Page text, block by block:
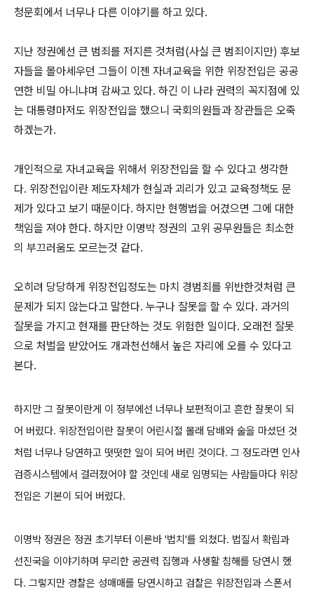
청문회에서 너무나 다른 이야기를 하고 있다.
지난 정권에선 큰 범죄를 저지른 것처럼(사실 큰 범죄이지만) 후보
자들을 몰아세우던 그들이 이젠 자녀교육을 위한 위장전입은 공공
연한 비밀 아니냐며 감싸고 있다. 하긴 이 나라 권력의 꼭지점에 있
는 대통령마저도 위장전입을 했으니 국회의원들과 장관들은 오죽
하겠는가.
개인적으로 자녀교육을 위해서 위장전입을 할 수 있다고 생각한
다. 위장전입이란 제도자체가 현실과 괴리가 있고 교육정책도 문
제가 있다고 보기 때문이다. 하지만 현행법을 어겼으면 그에 대한
책임을 져야 한다. 하지만 이명박 정권의 고위 공무원들은 최소한
의 부끄러움도 모르는것 같다.
오히려 당당하게 위장전입정도는 마치 경범죄를 위반한것처럼 큰
문제가 되지 않는다고 말한다. 누구나 잘못을 할 수 있다. 과거의
잘못을 가지고 현재를 판단하는 것도 위험한 일이다. 오래전 잘못
으로 처벌을 받았어도 개과천선해서 높은 자리에 오를 수 있다고
본다.
하지만 그 잘못이란게 이 정부에선 너무나 보편적이고 흔한 잘못이 되
어 버렸다. 위장전입이란 잘못이 어린시절 몰래 담배와 술을 마셨던 것
처럼 너무나 당연하고 떳떳한 일이 되어 버린 것이다. 그 정도라면 인사
검증시스템에서 걸러졌어야 할 것인데 새로 임명되는 사람들마다 위장
전입은 기본이 되어 버렸다.
이명박 정권은 정권 초기부터 이른바 '법치'를 외쳤다. 법질서 확립과
선진국을 이야기하며 무리한 공권력 집행과 사생활 침해를 당연시 했
다. 그렇지만 경찰은 성매매를 당연시하고 검찰은 위장전입과 스폰서